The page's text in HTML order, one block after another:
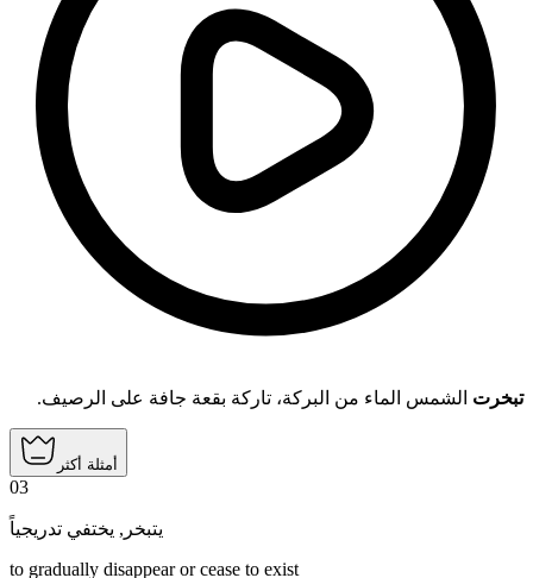
تبخرت الشمس الماء من البركة، تاركة بقعة جافة على الرصيف.
أمثلة أكثر
03
يتبخر , يختفي تدريجياً
to gradually disappear or cease to exist